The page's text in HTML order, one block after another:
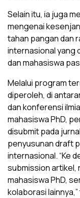
Selain itu, ia juga
mengenai
tahan pangan dan
internasional yang
dan mahasiswa
Melalui program
diperoleh, di
dan konferensi
mahasiswa PhD,
disubmit pada
penyusunan draft
internasional. “Ke
submission artikel,
mahasiswa PhD,
kolaborasi